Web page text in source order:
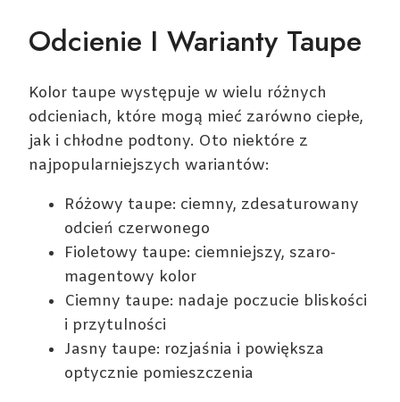
Odcienie I Warianty Taupe
Kolor taupe występuje w wielu różnych
odcieniach, które mogą mieć zarówno ciepłe,
jak i chłodne podtony. Oto niektóre z
najpopularniejszych wariantów:
Różowy taupe: ciemny, zdesaturowany
odcień czerwonego
Fioletowy taupe: ciemniejszy, szaro-
magentowy kolor
Ciemny taupe: nadaje poczucie bliskości
i przytulności
Jasny taupe: rozjaśnia i powiększa
optycznie pomieszczenia